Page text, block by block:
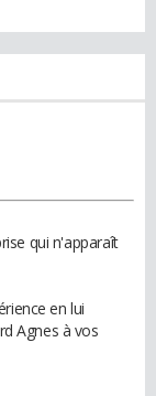
qui n'apparaît
en lui
Agnes à vos